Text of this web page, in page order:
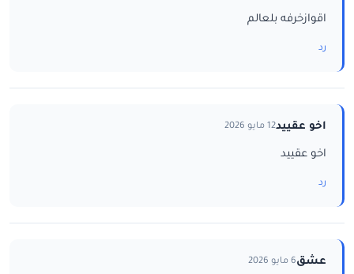
اقوازخرفه بلعالم
رد
اخو عقييد12 مايو 2026
اخو عقييد
رد
عشق6 مايو 2026